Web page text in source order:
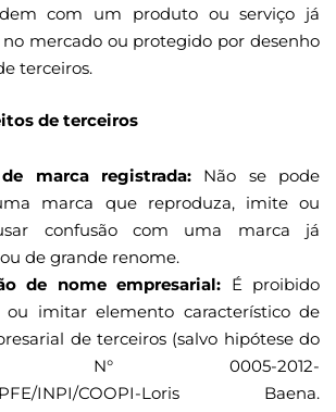
com um produto ou serviço já
mercado ou protegido por desenho
terceiros.
de terceiros
marca registrada: Não se pode
marca que reproduza, imite ou
confusão com uma marca já
de grande renome.
de nome empresarial: É proibido
ou imitar elemento característico de
de terceiros (salvo hipótese do
N° 0005-2012-
PFE/INPI/COOPI-Loris Baena.